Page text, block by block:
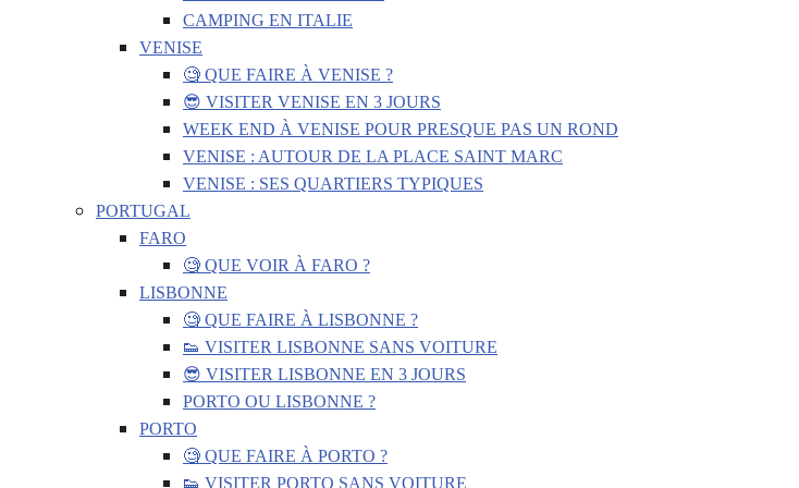
CAMPING EN ITALIE
VENISE
🧐 QUE FAIRE À VENISE ?
😎 VISITER VENISE EN 3 JOURS
WEEK END À VENISE POUR PRESQUE PAS UN ROND
VENISE : AUTOUR DE LA PLACE SAINT MARC
VENISE : SES QUARTIERS TYPIQUES
PORTUGAL
FARO
🧐 QUE VOIR À FARO ?
LISBONNE
🧐 QUE FAIRE À LISBONNE ?
👟 VISITER LISBONNE SANS VOITURE
😎 VISITER LISBONNE EN 3 JOURS
PORTO OU LISBONNE ?
PORTO
🧐 QUE FAIRE À PORTO ?
👟 VISITER PORTO SANS VOITURE